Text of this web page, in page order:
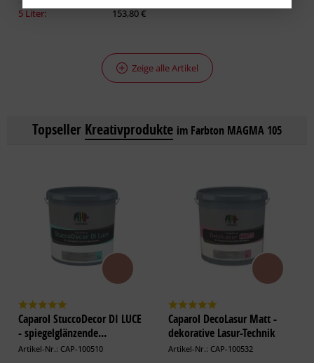
5 Liter:
153,80 €
Zeige alle Artikel
Topseller Kreativprodukte im Farbton MAGMA 105
Caparol StuccoDecor DI LUCE
- spiegelglänzende...
Artikel-Nr.: CAP-100510
Caparol DecoLasur Matt -
dekorative Lasur-Technik
Artikel-Nr.: CAP-100532